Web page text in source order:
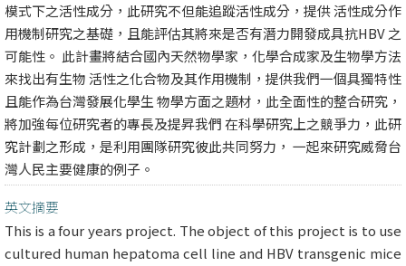
模式下之活性成分，此研究不但能追蹤活性成分，提供 活性成分作
用機制研究之基礎，且能評估其將來是否有潛力開發成具抗HBV 之
可能性。 此計畫將結合國內天然物學家，化學合成家及生物學方法
來找出有生物 活性之化合物及其作用機制，提供我們一個具獨特性
且能作為台灣發展化學生 物學方面之題材，此全面性的整合研究，
將加強每位研究者的專長及提昇我們 在科學研究上之競爭力，此研
究計劃之形成，是利用團隊研究彼此共同努力， 一起來研究威脅台
灣人民主要健康的例子。
英文摘要
This is a four years project. The object of this project is to use
cultured human hepatoma cell line and HBV transgenic mice